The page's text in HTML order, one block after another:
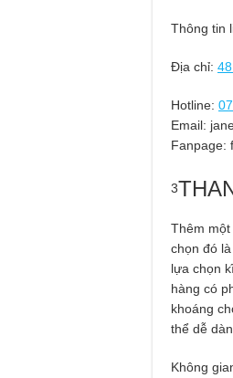
Thông tin
Địa chỉ:
Hotline:
Email:
Fanpage:
3
Thêm
chọn đó là
lựa chọn
hàng có
khoáng
thể dễ
Không